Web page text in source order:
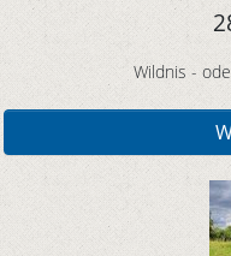
Wildnis -